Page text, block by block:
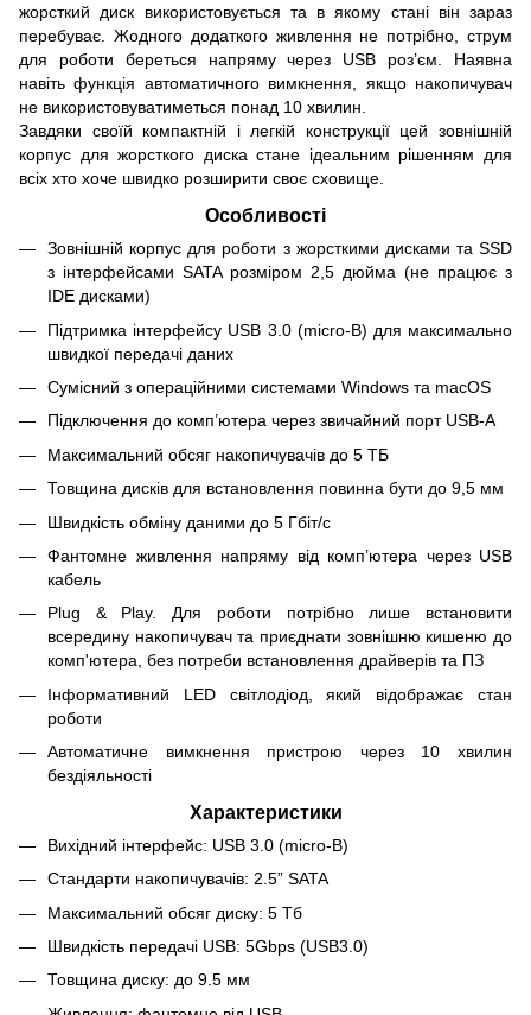
жорсткий диск використовується та в якому стані він зараз
перебуває. Жодного додаткого живлення не потрібно, струм
для роботи береться напряму через USB роз’єм. Наявна
навіть функція автоматичного вимкнення, якщо накопичувач
не використовуватиметься понад 10 хвилин.
Завдяки своїй компактній і легкій конструкції цей зовнішній
корпус для жорсткого диска стане ідеальним рішенням для
всіх хто хоче швидко розширити своє сховище.
Особливості
Зовнішній корпус для роботи з жорсткими дисками та SSD
з інтерфейсами SATA розміром 2,5 дюйма (не працює з
IDE дисками)
Підтримка інтерфейсу USB 3.0 (micro-B) для максимально
швидкої передачі даних
Сумісний з операційними системами Windows та macOS
Підключення до комп’ютера через звичайний порт USB-A
Максимальний обсяг накопичувачів до 5 ТБ
Товщина дисків для встановлення повинна бути до 9,5 мм
Швидкість обміну даними до 5 Гбіт/с
Фантомне живлення напряму від комп’ютера через USB
кабель
Plug & Play. Для роботи потрібно лише встановити
всередину накопичувач та приєднати зовнішню кишеню до
комп'ютера, без потреби встановлення драйверів та ПЗ
Інформативний LED світлодіод, який відображає стан
роботи
Автоматичне вимкнення пристрою через 10 хвилин
бездіяльності
Характеристики
Вихідний інтерфейс: USB 3.0 (micro-B)
Стандарти накопичувачів: 2.5” SATA
Максимальний обсяг диску: 5 Тб
Швидкість передачі USB: 5Gbps (USB3.0)
Товщина диску: до 9.5 мм